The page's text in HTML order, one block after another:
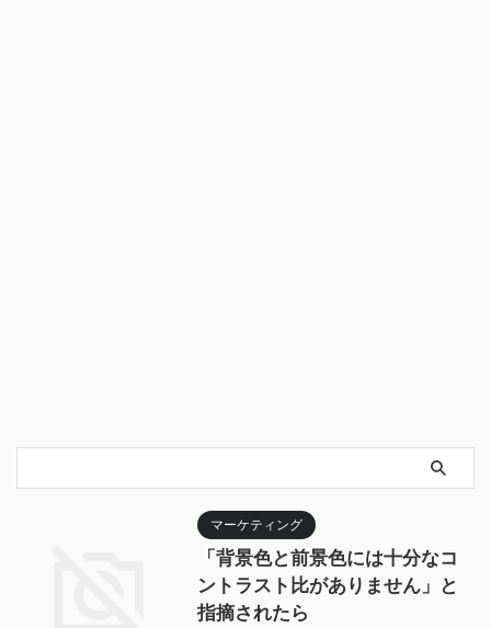
マーケティング
「背景色と前景色には十分なコ
ントラスト比がありません」と
指摘されたら